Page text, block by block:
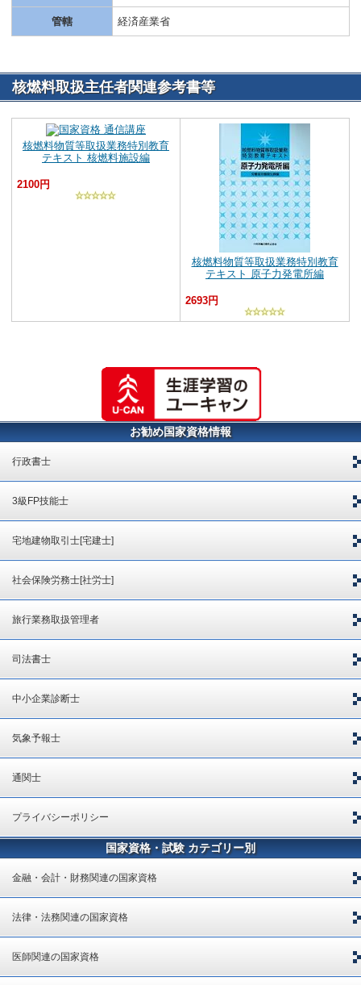
管轄 経済産業省
核燃料取扱主任者関連参考書等
核燃料物質等取扱業務特別教育
テキスト 核燃料施設編
2100円
核燃料物質等取扱業務特別教育
テキスト 原子力発電所編
2693円
お勧め国家資格情報
行政書士
3級FP技能士
宅地建物取引士[宅建士]
社会保険労務士[社労士]
旅行業務取扱管理者
司法書士
中小企業診断士
気象予報士
通関士
プライバシーポリシー
国家資格・試験 カテゴリー別
金融・会計・財務関連の国家資格
法律・法務関連の国家資格
医師関連の国家資格